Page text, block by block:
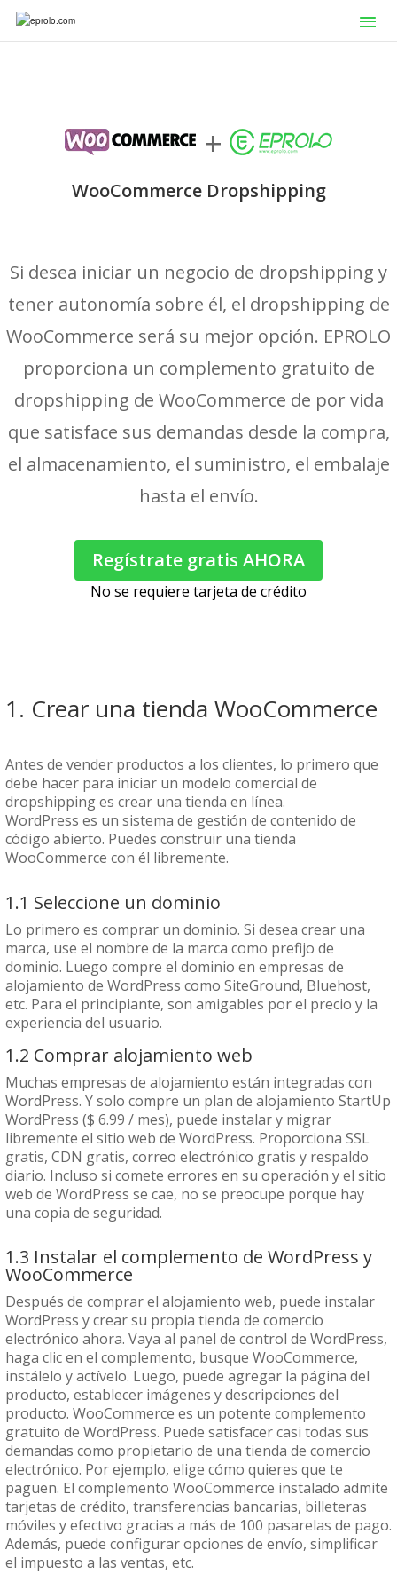
+
WooCommerce Dropshipping
Si desea iniciar un negocio de dropshipping y
tener autonomía sobre él, el dropshipping de
WooCommerce será su mejor opción. EPROLO
proporciona un complemento gratuito de
dropshipping de WooCommerce de por vida
que satisface sus demandas desde la compra,
el almacenamiento, el suministro, el embalaje
hasta el envío.
Regístrate gratis AHORA
No se requiere tarjeta de crédito
1. Crear una tienda WooCommerce
Antes de vender productos a los clientes, lo primero que
debe hacer para iniciar un modelo comercial de
dropshipping es crear una tienda en línea.
WordPress es un sistema de gestión de contenido de
código abierto. Puedes construir una tienda
WooCommerce con él libremente.
1.1 Seleccione un dominio
Lo primero es comprar un dominio. Si desea crear una
marca, use el nombre de la marca como prefijo de
dominio. Luego compre el dominio en empresas de
alojamiento de WordPress como SiteGround, Bluehost,
etc. Para el principiante, son amigables por el precio y la
experiencia del usuario.
1.2 Comprar alojamiento web
Muchas empresas de alojamiento están integradas con
WordPress. Y solo compre un plan de alojamiento StartUp
WordPress ($ 6.99 / mes), puede instalar y migrar
libremente el sitio web de WordPress. Proporciona SSL
gratis, CDN gratis, correo electrónico gratis y respaldo
diario. Incluso si comete errores en su operación y el sitio
web de WordPress se cae, no se preocupe porque hay
una copia de seguridad.
1.3 Instalar el complemento de WordPress y
WooCommerce
Después de comprar el alojamiento web, puede instalar
WordPress y crear su propia tienda de comercio
electrónico ahora. Vaya al panel de control de WordPress,
haga clic en el complemento, busque WooCommerce,
instálelo y actívelo. Luego, puede agregar la página del
producto, establecer imágenes y descripciones del
producto. WooCommerce es un potente complemento
gratuito de WordPress. Puede satisfacer casi todas sus
demandas como propietario de una tienda de comercio
electrónico. Por ejemplo, elige cómo quieres que te
paguen. El complemento WooCommerce instalado admite
tarjetas de crédito, transferencias bancarias, billeteras
móviles y efectivo gracias a más de 100 pasarelas de pago.
Además, puede configurar opciones de envío, simplificar
el impuesto a las ventas, etc.